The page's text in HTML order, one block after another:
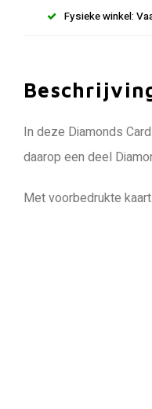
Fysieke winkel:
In deze Diamonds
daarop een deel
Met voorbedrukte